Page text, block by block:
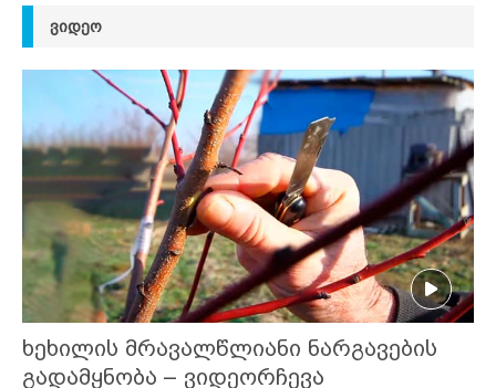
ᲕᲘᲓᲔᲝ
ხეხილის მრავალწლიანი ნარგავების
გადამყნობა – ვიდეორჩევა